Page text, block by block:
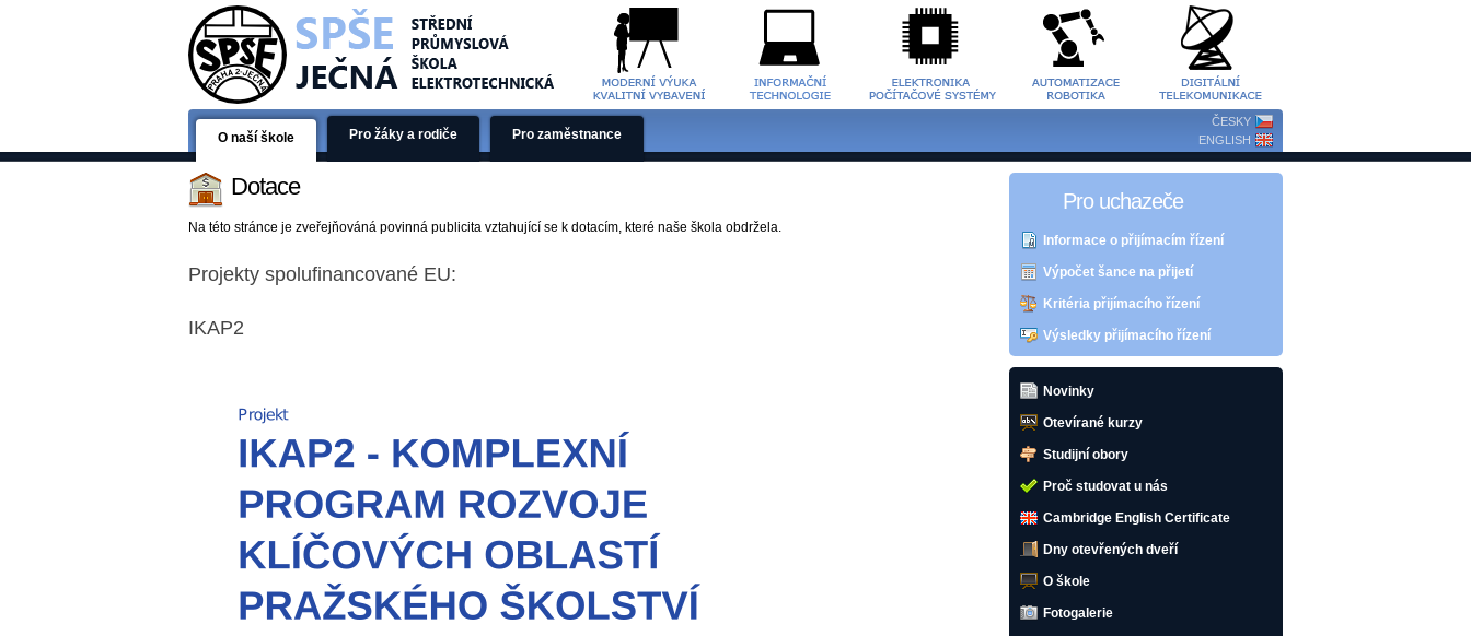
ČESKY
ENGLISH
O naší škole Pro žáky a rodiče Pro zaměstnance
Pro uchazeče
Informace o přijímacím řízení
Výpočet šance na přijetí
Kritéria přijímacího řízení
Výsledky přijímacího řízení
Novinky
Otevírané kurzy
Studijní obory
Proč studovat u nás
Cambridge English Certificate
Dny otevřených dveří
O škole
Fotogalerie
Dotace
Na této stránce je zveřejňováná povinná publicita vztahující se k dotacím, které naše škola obdržela.
Projekty spolufinancované EU:
IKAP2